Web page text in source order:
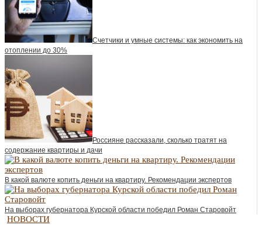
Счетчики и умные системы: как экономить на
отоплении до 30%
Россияне рассказали, сколько тратят на
содержание квартиры и дачи
В какой валюте копить деньги на квартиру. Рекомендации экспертов
На выборах губернатора Курской области победил Роман Старовойт
НОВОСТИ